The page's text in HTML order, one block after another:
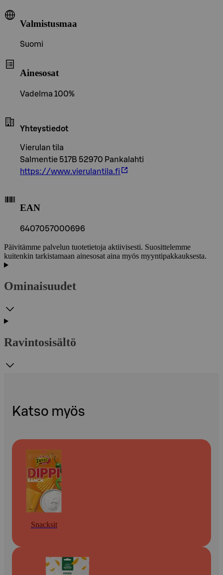
Valmistusmaa
Suomi
Ainesosat
Vadelma 100%
Yhteystiedot
Vierulan tila
Salmentie 517B 52970 Pankalahti
https://www.vierulantila.fi
EAN
6407057000696
Päivitämme palvelun tuotetietoja aktiivisesti. Suosittelemme
kuitenkin tarkistamaan ainesosat aina myös myyntipakkauksesta.
Ominaisuudet
Ravintosisältö
Katso myös
Snacksit